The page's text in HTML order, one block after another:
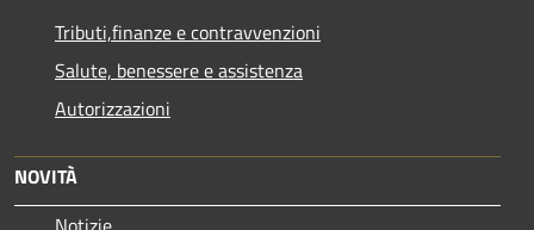
Tributi,finanze e contravvenzioni
Salute, benessere e assistenza
Autorizzazioni
NOVITÀ